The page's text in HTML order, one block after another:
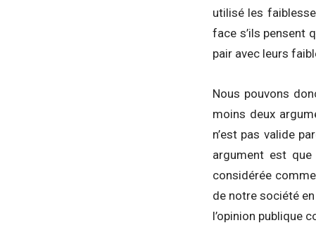
utilisé les
face s’ils pensent
pair avec leurs
Nous pouvons
moins deux
n’est pas valide
argument est
considérée
de notre société
l’opinion publique